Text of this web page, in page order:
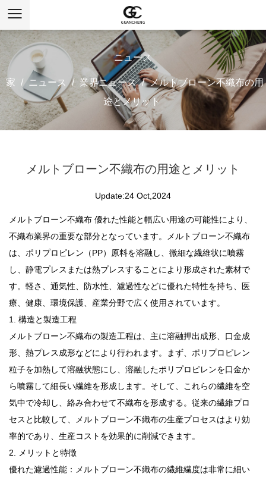
ニュース
家 / ニュース / 業界ニュース / メルトブローン不織布の用
途とメリット
メルトブローン不織布の用途とメリット
Update:24 Oct,2024
メルトブローン不織布 優れた性能と幅広い用途の可能性により、
不織布業界の重要な部分となっています。メルトブローン不織布
は、ポリプロピレン（PP）原料を溶融し、微細な繊維状に噴霧
し、静電プレスまたは熱プレスすることにより形成された素材で
す。軽さ、通気性、防水性、濾過性などに優れた特性を持ち、医
療、健康、環境保護、産業分野で広く使用されています。
1. 構造と製造工程
メルトブローン不織布の製造工程は、主に溶融押出成形、口金成
形、熱プレス成形などにより行われます。まず、ポリプロピレン
粒子を加熱して溶融状態にし、溶融したポリプロピレンを口金か
ら噴霧して細長い繊維を形成します。そして、これらの繊維を空
気中で冷却し、絡み合わせて不織布を形成する。従来の繊維プロ
セスと比較して、メルトブローン不織布の生産プロセスはより効
率的であり、生産コストを効果的に削減できます。
2. メリットと特徴
優れた濾過性能：メルトブローン不織布の繊維繊度は非常に細い